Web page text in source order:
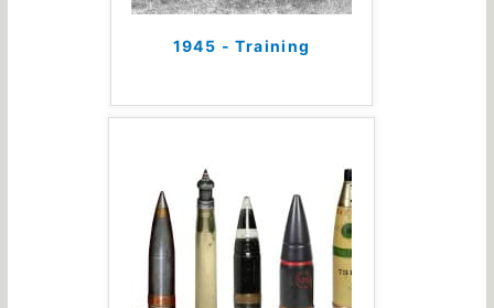
1945 - Training